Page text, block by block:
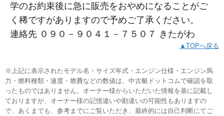
学のお約束後に急に販売をおやめになることがご
く稀ですがありますので予めご了承ください。
連絡先 ０９０－９０４１－７５０７ きたがわ
▲TOPへ戻る
※上記に表示されたモデル名・サイズ年式・エンジン仕様・エンジン馬
力・燃料種類・速度・燃費などの数値は、中古艇ドットコムで確認を取
ったものではありません。オーナー様からいただいた情報を基に記載し
ておりますが、オーナー様の記憶違いや勘違いの可能性もありますの
で、あくまでも、参考までにご覧いただき、最終的には自己判断にてご